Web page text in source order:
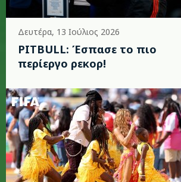
Δευτέρα, 13 Ιούλιος 2026
PITBULL: Έσπασε το πιο
περίεργο ρεκορ!